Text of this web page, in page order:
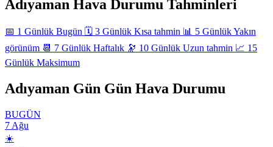
Adıyaman Hava Durumu Tahminleri
📅 1 Günlük Bugün 🗓️ 3 Günlük Kısa tahmin 📊 5 GünlükYakın
görünüm 📆 7 Günlük Haftalık 🔭 10 Günlük Uzun tahmin 📈 15
Günlük Maksimum
Adıyaman Gün Gün Hava Durumu
BUGÜN
7 Ağu
☀️